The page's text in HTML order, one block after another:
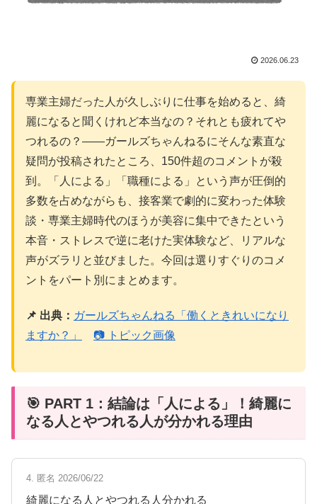
2026.06.23
専業主婦だった人が久しぶりに仕事を始めると、綺
麗になると聞くけれど本当なの？それとも疲れてや
つれるの？——ガールズちゃんねるにそんな素直な
疑問が投稿されたところ、150件超のコメントが殺
到。「人による」「職種による」という声が圧倒的
多数を占めながらも、接客業で劇的に変わった体験
談・専業主婦時代のほうが美容に集中できたという
本音・ストレスで逆に老けた実体験など、リアルな
声がズラリと並びました。今回は選りすぐりのコメ
ントをパート別にまとめます。
📌 出典： ガールズちゃんねる「働くときれいになり
ますか？」
📷 トピック画像
🎯 PART 1：結論は「人による」！綺麗に
なる人とやつれる人が分かれる理由
4. 匿名 2026/06/22
綺麗になる人とやつれる人分かれる